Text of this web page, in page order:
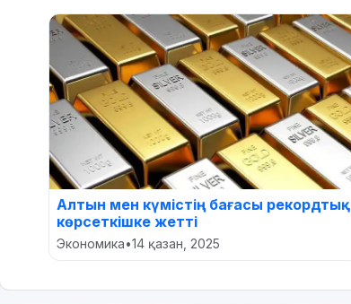
Алтын мен күмістің бағасы рекордтық
көрсеткішке жетті
Экономика•14 қазан, 2025